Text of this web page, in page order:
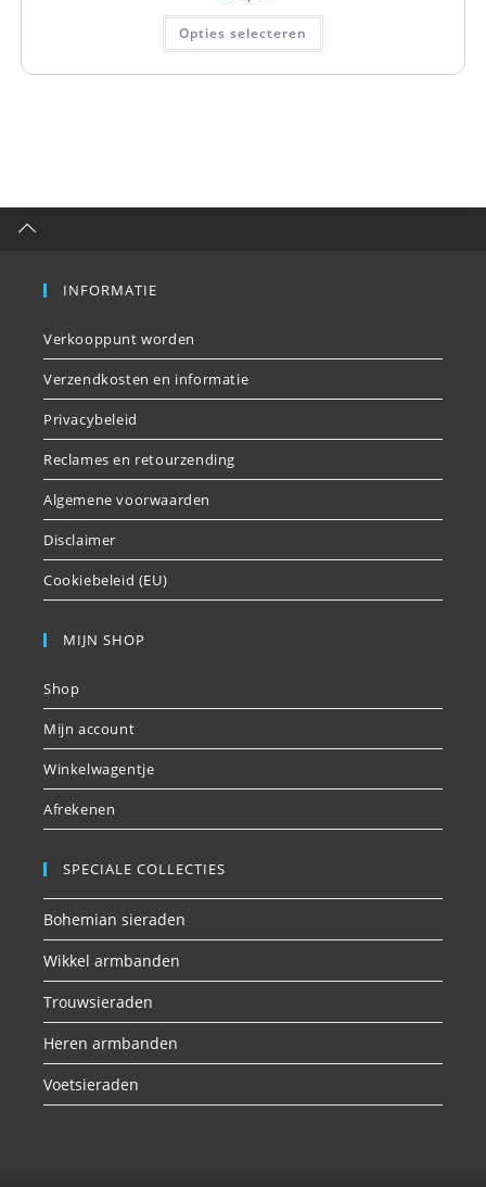
Opties selecteren
INFORMATIE
Verkooppunt worden
Verzendkosten en informatie
Privacybeleid
Reclames en retourzending
Algemene voorwaarden
Disclaimer
Cookiebeleid (EU)
MIJN SHOP
Shop
Mijn account
Winkelwagentje
Afrekenen
SPECIALE COLLECTIES
Bohemian sieraden
Wikkel armbanden
Trouwsieraden
Heren armbanden
Voetsieraden